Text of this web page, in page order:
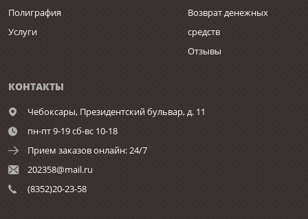
Полиграфия
Услуги
Возврат денежных
средств
Отзывы
КОНТАКТЫ
Чебоксары, Президентский бульвар, д. 11
пн-пт 9-19 сб-вс 10-18
Прием заказов онлайн: 24/7
202358@mail.ru
(8352)20-23-58